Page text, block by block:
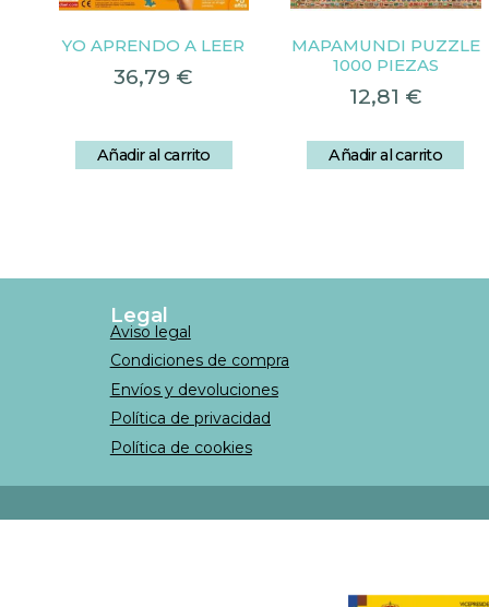
YO APRENDO A LEER
36,79 €
Añadir al carrito
MAPAMUNDI PUZZLE
1000 PIEZAS
12,81 €
Añadir al carrito
Legal
Aviso legal
Condiciones de compra
Envíos y devoluciones
Política de privacidad
Política de cookies